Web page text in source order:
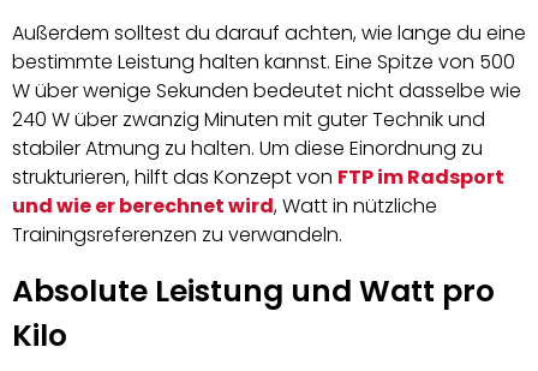
Außerdem solltest du darauf achten, wie lange du eine
bestimmte Leistung halten kannst. Eine Spitze von 500
W über wenige Sekunden bedeutet nicht dasselbe wie
240 W über zwanzig Minuten mit guter Technik und
stabiler Atmung zu halten. Um diese Einordnung zu
strukturieren, hilft das Konzept von FTP im Radsport
und wie er berechnet wird, Watt in nützliche
Trainingsreferenzen zu verwandeln.
Absolute Leistung und Watt pro
Kilo